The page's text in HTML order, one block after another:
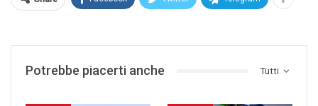
Tutti
Potrebbe piacerti anche